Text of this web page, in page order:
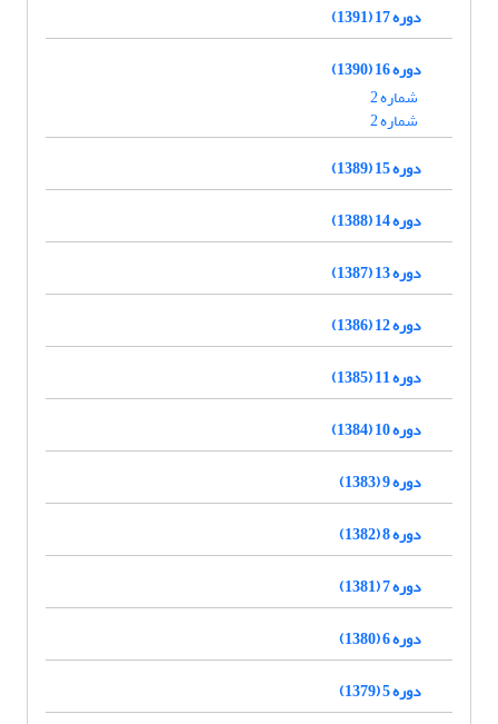
دوره 17 (1391)
دوره 16 (1390)
شماره 2
شماره 2
دوره 15 (1389)
دوره 14 (1388)
دوره 13 (1387)
دوره 12 (1386)
دوره 11 (1385)
دوره 10 (1384)
دوره 9 (1383)
دوره 8 (1382)
دوره 7 (1381)
دوره 6 (1380)
دوره 5 (1379)